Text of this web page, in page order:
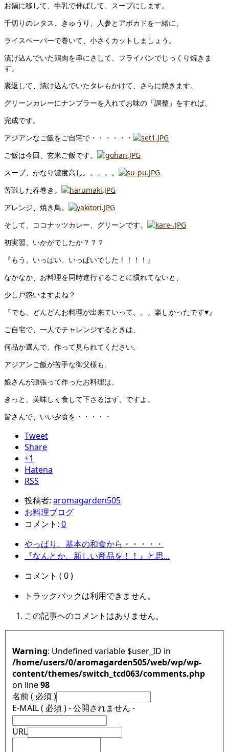
お鍋に移して、牛乳で伸ばして、スープにします。
千切りのレタス、きゅうり、人参とアボカドを一緒に、
ライスペーパーで巻いて、小さくカットしましょう。
漬け込んでいた鶏肉を串にさして、フライパンでじっくり焼きま
す。
裏返して、漬け込んでいたタレもかけて、さらに焼きます。
グリーンカレーにナンプラーを入れてお味の「調整」をすれば、
完成です。
アジアンなご飯をご自宅で・・・・・・
ご飯は今回、玄米ご飯です。
スープ、かなり濃度高し。。。。。
苦戦した春巻き。
アレンジ、焼き鳥。
そして、ココナッツカレー、グリーンです。
初実習、いかがでしたか？？？
『もう、いっぱい、いっぱいでした！！！！』
なかなか、お料理を同時進行することに慣れてないと、
少し戸惑いますよね？
『でも、どんどんお料理が出来ていって。。。楽しかったです♥』
ご自宅で、一人でチャレンジするときは、
何品か選んで、作って見られてください。
アジアンご飯が苦手な御父様も、
娘さんが頑張って作ったお料理は、
きっと、美味しく食して下さるはず、ですよ。
皆さんで、いい夕食を・・・・・
Tweet
Share
+1
Hatena
RSS
投稿者: aromagarden505
お料理ブログ
コメント: 0
やっぱり、基本の和食から・・・・・
『なんとか、新しい商品を！！』と思...
コメント ( 0 )
トラックバックは利用できません。
この記事へのコメントはありません。
Warning : Undefined variable $user_ID in
/home/users/0/aromagarden505/web/wp/wp-
content/themes/switch_tcd063/comments.php
on line98
名前 ( 必須 )
E-MAIL ( 必須 ) - 公開されません -
URL